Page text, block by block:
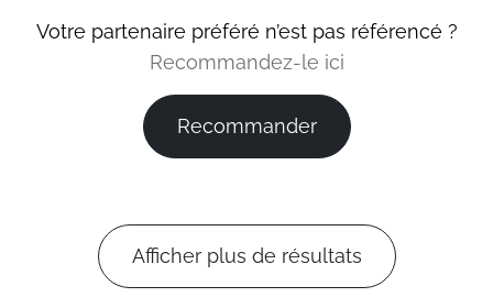
Votre partenaire préféré n’est pas référencé ?
Recommandez-le ici
Recommander
Afficher plus de résultats